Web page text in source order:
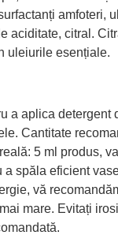
amfoteri,
aciditate, citral.
uleiurile esențiale.
a aplica detergent
Cantitate
5 ml produs,
a spăla eficient
vă
mare. Evitați